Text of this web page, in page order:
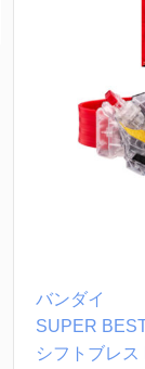
バンダイ
SUPER
シフトブレ